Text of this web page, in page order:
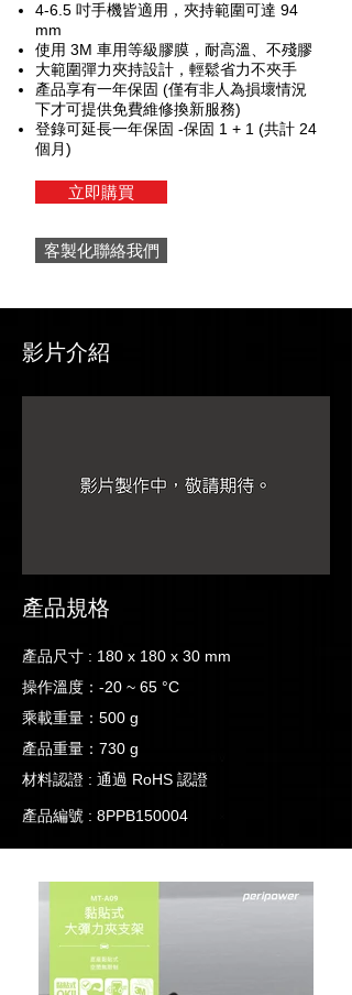
4-6.5 吋手機皆適用，夾持範圍可達 94
mm
使用 3M 車用等級膠膜，耐高溫、不殘膠
大範圍彈力夾持設計，輕鬆省力不夾手
產品享有一年保固 (僅有非人為損壞情況
下才可提供免費維修換新服務)
登錄可延長一年保固 -保固 1 + 1 (共計 24
個月)
立即購買
客製化聯絡我們
影片介紹
產品規格
產品尺寸 : 180 x 180 x 30 mm
操作溫度：-20 ~ 65 °C
乘載重量：500 g
產品重量：730 g
材料認證 : 通過 RoHS 認證
產品編號 : 8PPB150004